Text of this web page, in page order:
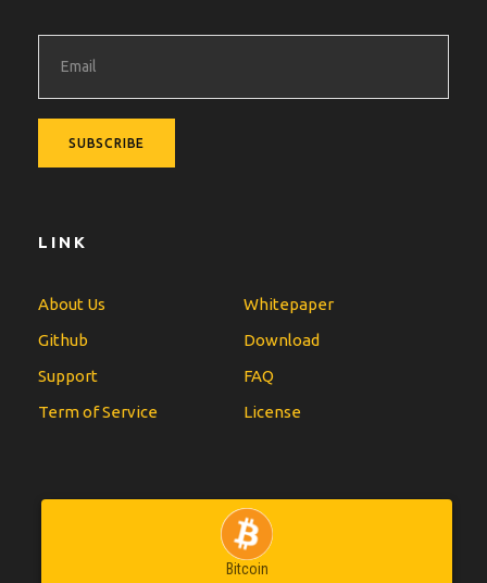
LINK
About Us
Whitepaper
Github
Download
Support
FAQ
Term of Service
License
Bitcoin